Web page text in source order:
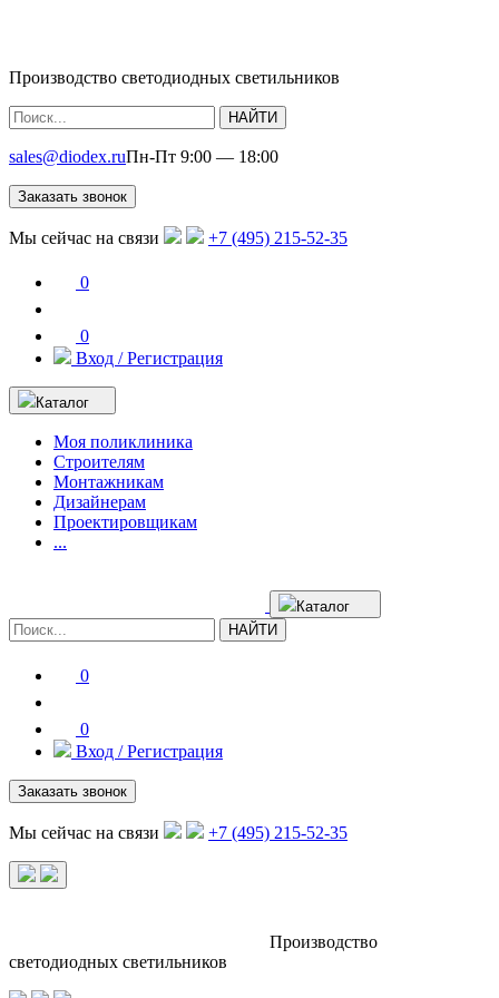
Производство светодиодных светильников
НАЙТИ
sales@diodex.ruПн-Пт 9:00 — 18:00
Заказать звонок
Мы сейчас на связи +7 (495) 215-52-35
0
0
Вход / Регистрация
Каталог
Моя поликлиника
Строителям
Монтажникам
Дизайнерам
Проектировщикам
...
Каталог
НАЙТИ
0
0
Вход / Регистрация
Заказать звонок
Мы сейчас на связи +7 (495) 215-52-35
Производство
светодиодных светильников